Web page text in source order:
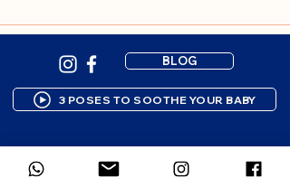
BLOG
3 POSES TO SOOTHE YOUR BABY
Newsletter subscription